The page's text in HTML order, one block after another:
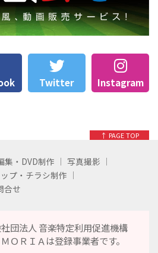
Twitter Instagram
↑ PAGE TOP
集・DVD制作
写真撮影
プ・チラシ制作
合せ
団法人 音楽特定利用促進機構
ＯＲＩＡは登録事業者です。